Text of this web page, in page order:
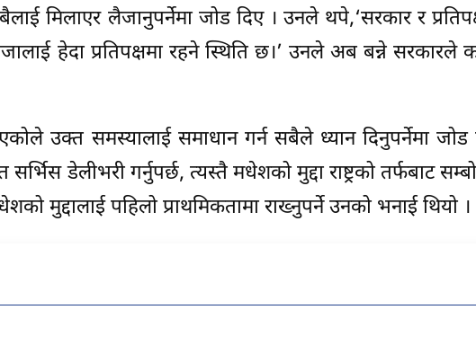
मिलाएर लैजानुपर्नेमा जोड दिए । उनले थपे,‘सरकार र
हेदा प्रतिपक्षमा रहने स्थिति छ।’ उनले अब बन्ने सरकारले
उक्त समस्यालाई समाधान गर्न सबैले ध्यान दिनुपर्नेमा
सर्भिस डेलीभरी गर्नुपर्छ, त्यस्तै मधेशको मुद्दा राष्ट्रको
मुद्दालाई पहिलो प्राथमिकतामा राख्नुपर्ने उनको भनाई थियो ।